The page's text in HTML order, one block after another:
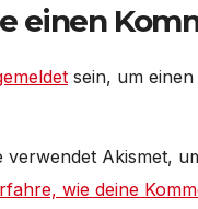
einen
sein, um
verwendet Akismet,
wie deine